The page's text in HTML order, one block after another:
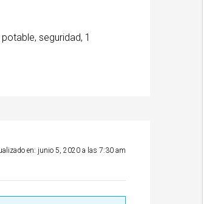
seguridad, 1
en: junio 5, 2020 a las 7:30 am